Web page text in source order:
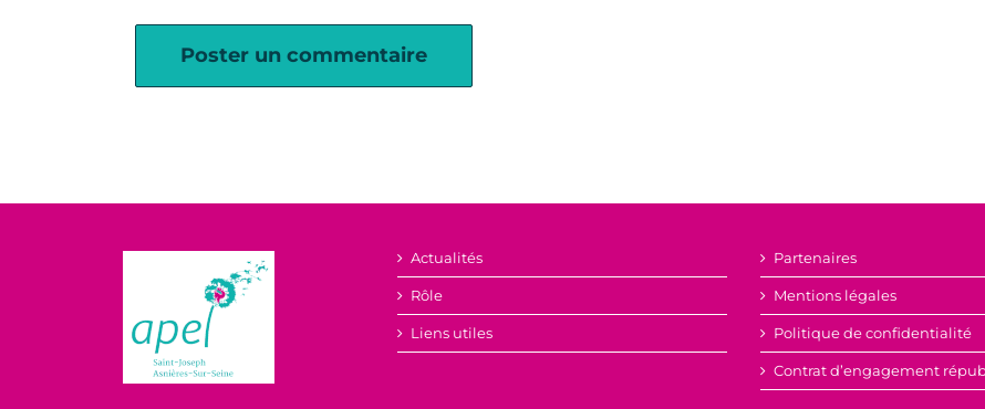
Actualités
Rôle
Liens utiles
Partenaires
Mentions légales
Politique de confidentialité
Contrat d’engagement